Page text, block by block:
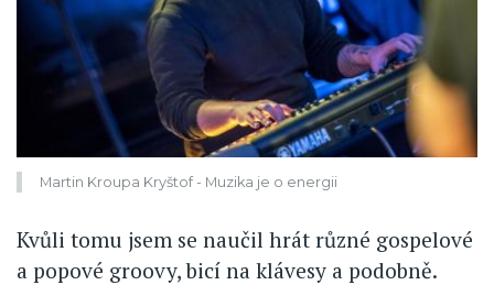
Martin Kroupa Kryštof - Muzika je o energii
Kvůli tomu jsem se naučil hrát různé gospelové
a popové groovy, bicí na klávesy a podobně.